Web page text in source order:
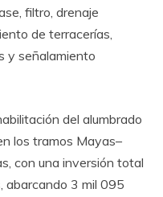
filtro, drenaje
de terracerías,
y señalamiento
del alumbrado
los tramos Mayas–
con una inversión total
abarcando 3 mil 095